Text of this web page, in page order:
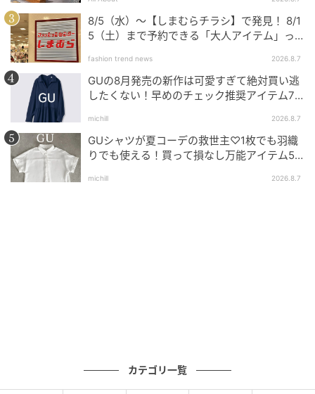
出典：Instagram
甘すぎないデザインでカジュアルにもきれいめにも馴
染みそうなティアードスカート。トップスも白を選ん
で色数を抑え、すっきりとしたブラウンのジャケット
を羽織ってメリハリをプラス。透け感のある裾デザイ
ンと軽やかなフォルムが引き立つ大人の春コーデに。
足元はヒールで上品に、ローファーでマニッシュに寄
せるのもアリかも。
8/5（水）〜【しまむらチラシ】で発見！ 8/1
5（土）まで予約できる「大人アイテム」っ
fashion trend news 2026.8.7
GUの8月発売の新作は可愛すぎて絶対買い逃
したくない！早めのチェック推奨アイテム7
michill 2026.8.7
GUシャツが夏コーデの救世主♡1枚でも羽織
りでも使える！買って損なし万能アイテム5
michill 2026.8.7
カテゴリ一覧